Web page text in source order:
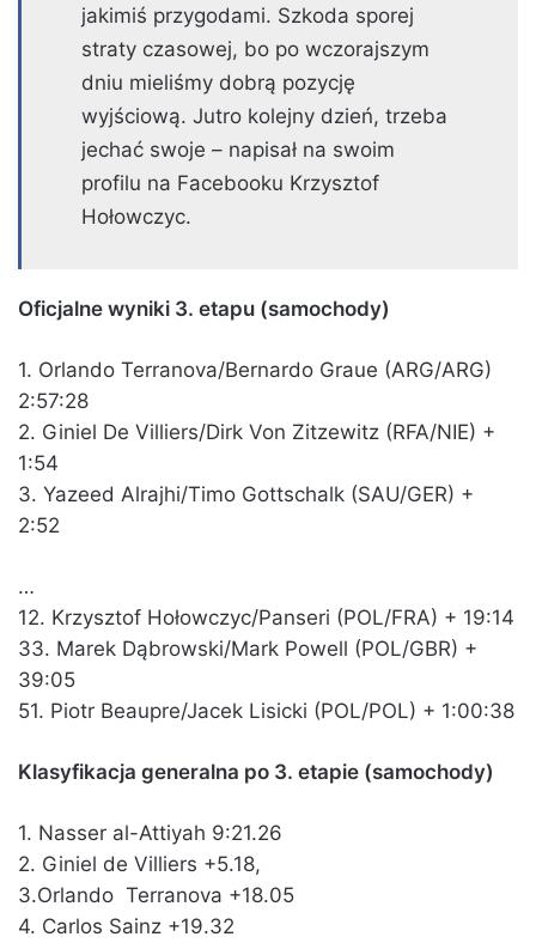
jakimiś przygodami. Szkoda sporej
straty czasowej, bo po wczorajszym
dniu mieliśmy dobrą pozycję
wyjściową. Jutro kolejny dzień, trzeba
jechać swoje – napisał na swoim
profilu na Facebooku Krzysztof
Hołowczyc.
Oficjalne wyniki 3. etapu (samochody)
1. Orlando Terranova/Bernardo Graue (ARG/ARG)
2:57:28
2. Giniel De Villiers/Dirk Von Zitzewitz (RFA/NIE) +
1:54
3. Yazeed Alrajhi/Timo Gottschalk (SAU/GER) +
2:52
…
12. Krzysztof Hołowczyc/Panseri (POL/FRA) + 19:14
33. Marek Dąbrowski/Mark Powell (POL/GBR) +
39:05
51. Piotr Beaupre/Jacek Lisicki (POL/POL) + 1:00:38
Klasyfikacja generalna po 3. etapie (samochody)
1. Nasser al-Attiyah 9:21.26
2. Giniel de Villiers +5.18,
3.Orlando Terranova +18.05
4. Carlos Sainz +19.32